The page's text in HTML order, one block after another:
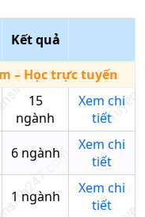
Kết quả
– Học trực tuyến
15
ngành
Xem chi
tiết
6ngành
Xem chi
tiết
1 ngành
Xem chi
tiết